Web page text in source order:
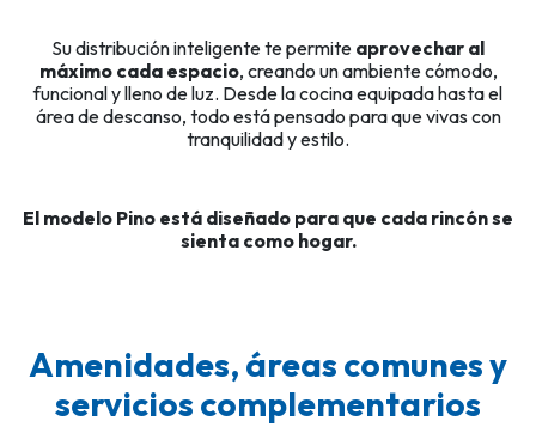
Su distribución inteligente te permite aprovechar al
máximo cada espacio, creando un ambiente cómodo,
funcional y lleno de luz. Desde la cocina equipada hasta el
área de descanso, todo está pensado para que vivas con
tranquilidad y estilo.
El modelo Pino está diseñado para que cada rincón se
sienta como hogar.
Amenidades, áreas comunes y
servicios complementarios